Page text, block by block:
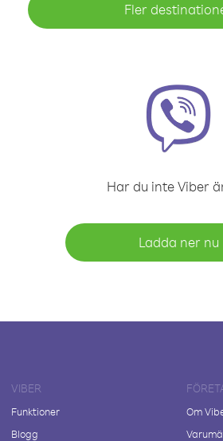
Fler
Har du inte Viber
Ladda ner nu
VIBER
Funktioner
Blogg
Om